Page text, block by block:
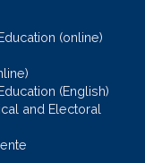
(online)
(English)
and Electoral